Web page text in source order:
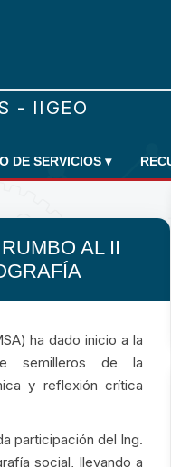
DE SERVICIOS ▾
AL II
ha dado inicio a la
semilleros de la
y reflexión crítica
participación del Ing.
social, llevando a